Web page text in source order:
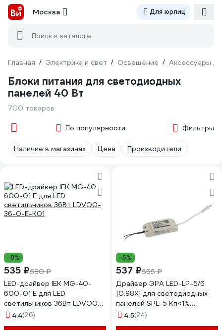
Москва Для юрлиц
Поиск в каталоге
Главная / Электрика и свет / Освещение / Аксессуары
Блоки питания для светодиодных
панелей 40 Вт
700 товаров
По популярности Фильтры
Наличие в магазинах Цена Производители
-8%
535 ₽580 ₽
LED-драйвер IEK MG-40-
600-01 E для LED
светильников 36Вт LDVO0-
36-0-E-K01
4.4(26)
-5%
537 ₽565 ₽
Драйвер ЭРА LED-LP-5/6
[0.98X] для светодиодных
панелей SPL-5 Кп<1%
PF>0.98 Б0039417
4.5(24)